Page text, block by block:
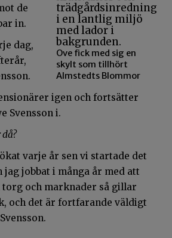
Ove fick med sig en
skylt som tillhört
Almstedts Blommor
de
in.
dag,
igen och fortsätter
Svensson i.
varje år sen vi startade det
jag jobbat i många år med att
torg och marknader så gillar
och det är fortfarande väldigt